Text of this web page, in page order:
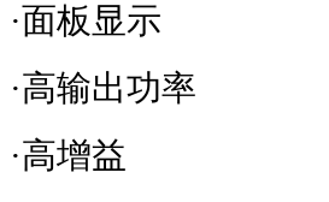
·面板显示
·高输出功率
·高增益